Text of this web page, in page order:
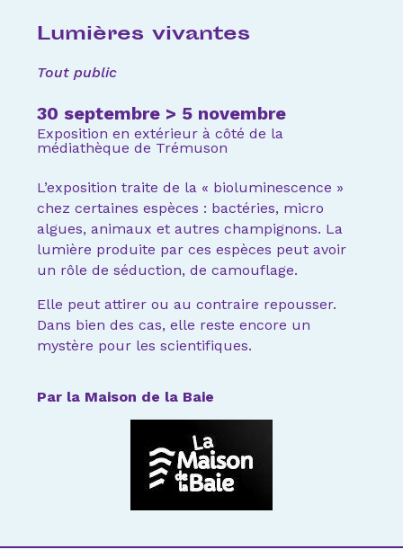
Lumières vivantes
Tout public
30 septembre > 5 novembre
Exposition en extérieur à côté de la
médiathèque de Trémuson
L’exposition traite de la « bioluminescence »
chez certaines espèces : bactéries, micro
algues, animaux et autres champignons. La
lumière produite par ces espèces peut avoir
un rôle de séduction, de camouflage.
Elle peut attirer ou au contraire repousser.
Dans bien des cas, elle reste encore un
mystère pour les scientifiques.
Par la Maison de la Baie